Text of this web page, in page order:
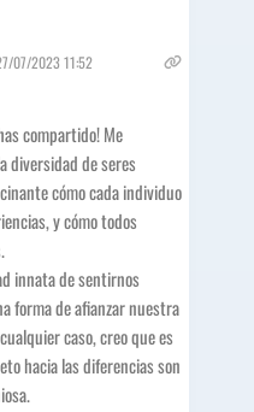
07/2023 11:52
compartido! Me
diversidad de seres
cómo cada individuo
y cómo todos
innata de sentirnos
forma de afianzar nuestra
caso, creo que es
hacia las diferencias son